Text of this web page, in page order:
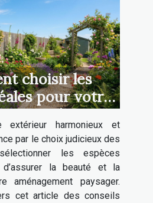
choisir les
pour votre
extérieur ?
extérieur harmonieux et
par le choix judicieux des
les espèces
la beauté et la
aménagement paysager.
cet article des conseils